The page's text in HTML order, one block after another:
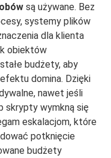
są używane. Bez
systemy plików
dla klienta
obiektów
budżety, aby
domina. Dzięki
nawet jeśli
skrypty wymkną się
eskalacjom, które
potknięcie
budżety